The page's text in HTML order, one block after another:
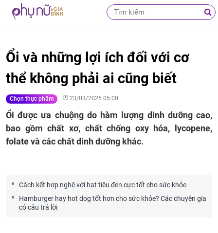
Ổi và những lợi ích đối với cơ
thể không phải ai cũng biết
Chọn thực phẩm 23/03/2025 05:00
Ổi được ưa chuộng do hàm lượng dinh dưỡng cao,
bao gồm chất xơ, chất chống oxy hóa, lycopene,
folate và các chất dinh dưỡng khác.
Cách kết hợp nghệ với hạt tiêu đen cực tốt cho sức khỏe
Hamburger hay hot dog tốt hơn cho sức khỏe? Các chuyên gia
có câu trả lời